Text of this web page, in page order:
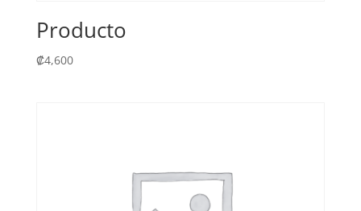
Producto
₡4,600